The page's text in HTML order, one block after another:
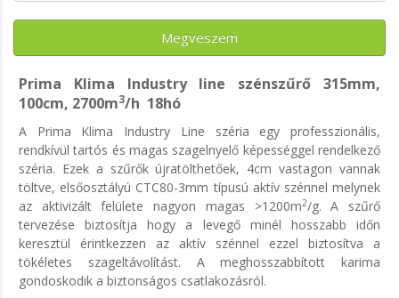
Megveszem
Prima Klima Industry line szénszűrő 315mm,
100cm, 2700m3/h 18hó
A Prima Klima Industry Line széria egy professzionális,
rendkívül tartós és magas szagelnyelő képességgel rendelkező
széria. Ezek a szűrők újratölthetőek, 4cm vastagon vannak
töltve, elsőosztályú CTC80-3mm típusú aktív szénnel melynek
az aktivizált felülete nagyon magas >1200m2/g. A szűrő
tervezése biztosítja hogy a levegő minél hosszabb időn
keresztül érintkezzen az aktív szénnel ezzel biztosítva a
tökéletes szageltávolítást. A meghosszabbított karima
gondoskodik a biztonságos csatlakozásról.